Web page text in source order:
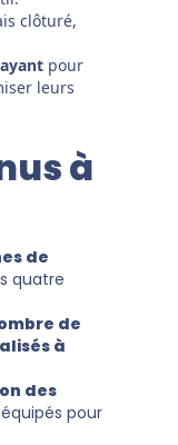
clôturé,
pour
leurs
à
de
quatre
de
à
des
pour